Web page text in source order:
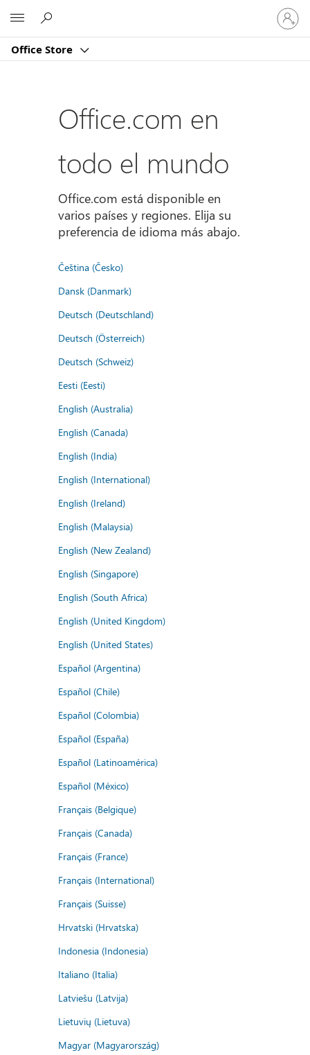
Office Store
Iniciar
sesión
en
cuenta
Office.com en
todo el mundo
Office.com está disponible en
varios países y regiones. Elija su
preferencia de idioma más abajo.
Čeština (Česko)
Dansk (Danmark)
Deutsch (Deutschland)
Deutsch (Österreich)
Deutsch (Schweiz)
Eesti (Eesti)
English (Australia)
English (Canada)
English (India)
English (International)
English (Ireland)
English (Malaysia)
English (New Zealand)
English (Singapore)
English (South Africa)
English (United Kingdom)
English (United States)
Español (Argentina)
Español (Chile)
Español (Colombia)
Español (España)
Español (Latinoamérica)
Español (México)
Français (Belgique)
Français (Canada)
Français (France)
Français (International)
Français (Suisse)
Hrvatski (Hrvatska)
Indonesia (Indonesia)
Italiano (Italia)
Latviešu (Latvija)
Lietuvių (Lietuva)
Magyar (Magyarország)